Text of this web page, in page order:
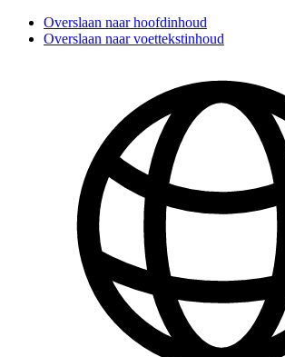
Overslaan naar hoofdinhoud
Overslaan naar voettekstinhoud